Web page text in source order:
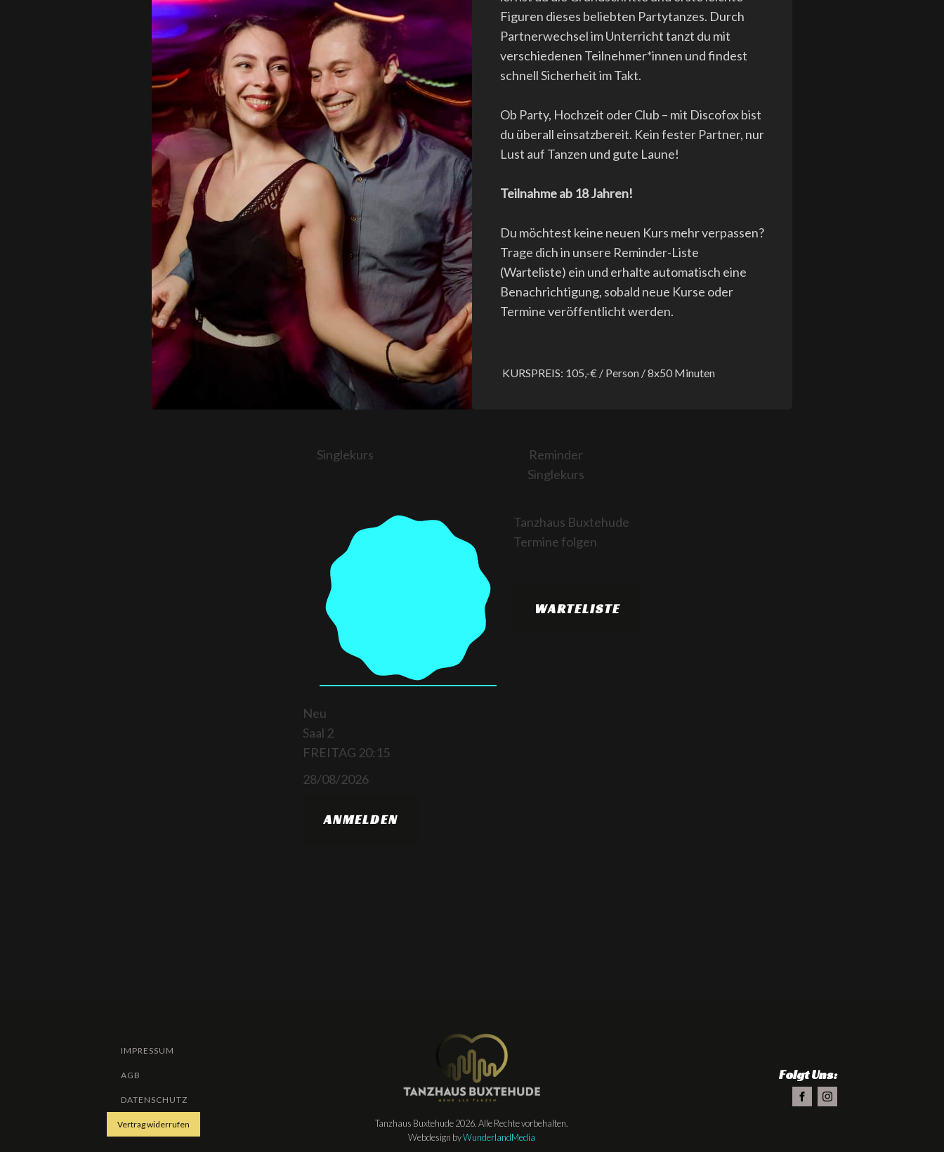
Figuren dieses beliebten Partytanzes. Durch
Partnerwechsel im Unterricht tanzt du mit
verschiedenen Teilnehmer*innen und findest
schnell Sicherheit im Takt.
Ob Party, Hochzeit oder Club – mit Discofox bist
du überall einsatzbereit. Kein fester Partner, nur
Lust auf Tanzen und gute Laune!
Teilnahme ab 18 Jahren!
Du möchtest keine neuen Kurs mehr verpassen?
Trage dich in unsere Reminder-Liste
(Warteliste) ein und erhalte automatisch eine
Benachrichtigung, sobald neue Kurse oder
Termine veröffentlicht werden.
KURSPREIS: 105,-€ / Person / 8x50 Minuten
Singlekurs
Neu
Saal 2
FREITAG 20:15
28/08/2026
ANMELDEN
Reminder
Singlekurs
Tanzhaus Buxtehude
Termine folgen
WARTELISTE
IMPRESSUM
AGB
DATENSCHUTZ
Vertrag widerrufen
Tanzhaus Buxtehude 2026. Alle Rechte vorbehalten.
Webdesign byWunderlandMedia
Folgt Uns: